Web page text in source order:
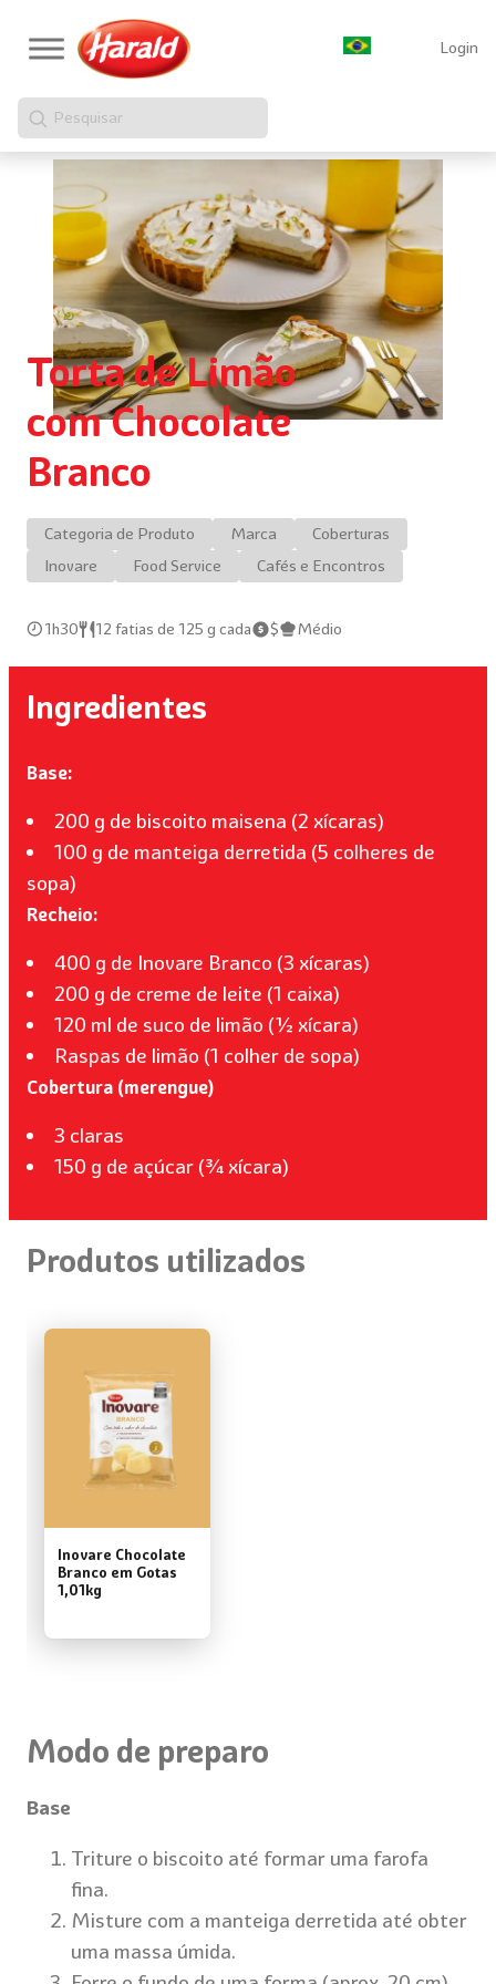
Login
Pesquisar
Torta de Limão
com Chocolate
Branco
Categoria de Produto Marca
Coberturas
Inovare
Food Service Cafés e Encontros
1h30 12 fatias de 125 g cada $ Médio
Ingredientes
Base:
200 g de biscoito maisena (2 xícaras)
100 g de manteiga derretida (5 colheres de
sopa)
Recheio:
400 g de Inovare Branco (3 xícaras)
200 g de creme de leite (1 caixa)
120 ml de suco de limão (½ xícara)
Raspas de limão (1 colher de sopa)
Cobertura (merengue)
3 claras
150 g de açúcar (¾ xícara)
Produtos utilizados
Inovare Chocolate
Branco em Gotas
1,01kg
Modo de preparo
Base
Triture o biscoito até formar uma farofa
fina.
Misture com a manteiga derretida até obter
uma massa úmida.